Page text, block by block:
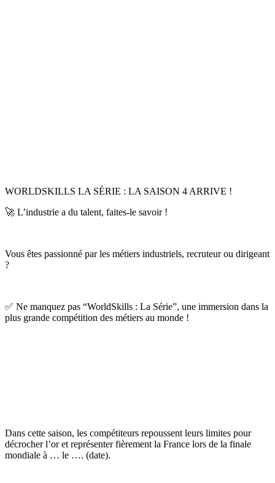
WORLDSKILLS LA SÉRIE : LA SAISON 4 ARRIVE !
🚀 L’industrie a du talent, faites-le savoir !
Vous êtes passionné par les métiers industriels, recruteur ou dirigeant
?
✅ Ne manquez pas “WorldSkills : La Série”, une immersion dans la
plus grande compétition des métiers au monde !
Dans cette saison, les compétiteurs repoussent leurs limites pour
décrocher l’or et représenter fièrement la France lors de la finale
mondiale à … le …. (date).